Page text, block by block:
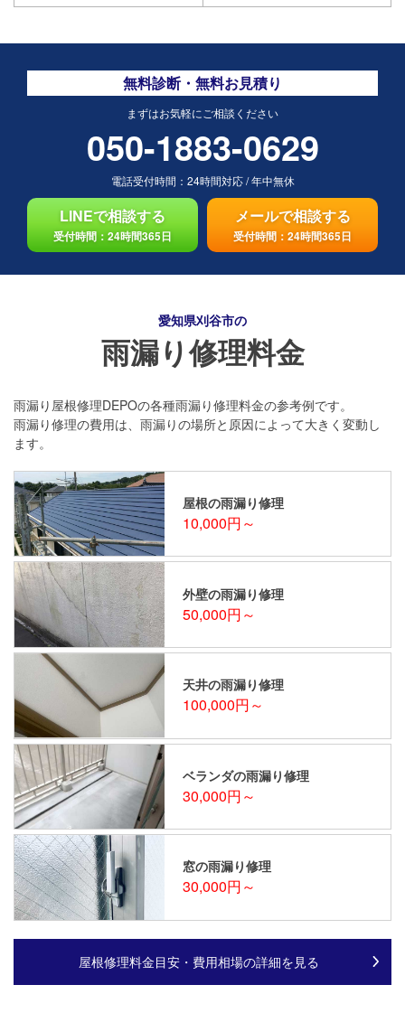
無料診断・無料お見積り
まずはお気軽にご相談ください
050-1883-0629
電話受付時間： 24時間対応/年中無休
LINEで相談する
受付時間：24時間365日
メールで相談する
受付時間：24時間365日
愛知県刈谷市の
雨漏り修理料金
雨漏り屋根修理DEPOの各種雨漏り修理料金の参考例です。
雨漏り修理の費用は、雨漏りの場所と原因によって大きく変動し
ます。
屋根の雨漏り修理
10,000円～
外壁の雨漏り修理
50,000円～
天井の雨漏り修理
100,000円～
ベランダの雨漏り修理
30,000円～
窓の雨漏り修理
30,000円～
屋根修理料金目安・費用相場の詳細を見る